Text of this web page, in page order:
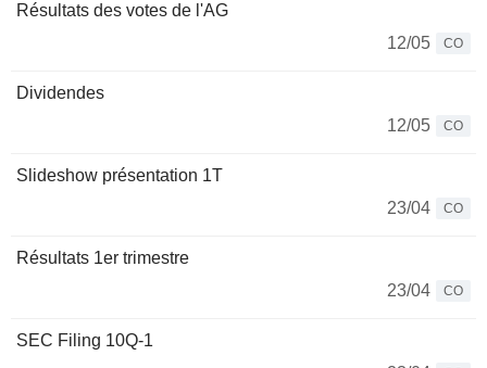
Résultats des votes de l'AG
12/05
CO
Dividendes
12/05
CO
Slideshow présentation 1T
23/04
CO
Résultats 1er trimestre
23/04
CO
SEC Filing 10Q-1